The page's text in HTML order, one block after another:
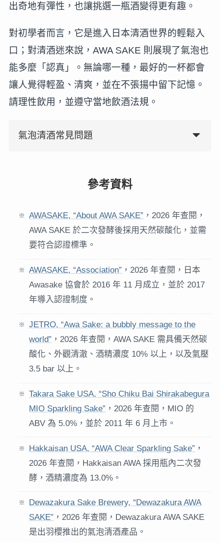
出奇地有彈性，也讓挑選一瓶酒變得更有趣。
對初學者而言，它是進入日本清酒世界的輕鬆入
口；對清酒迷來說，AWA SAKE 則展現了氣泡也
能多麼「認真」。無論哪一種，最好的一杯都會
讓人覺得輕盈、清爽，並在不張揚中留下記憶。
請理性飲用，並遵守當地飲酒法規。
氣泡清酒常見問題
參考資料
AWASAKE, “About AWA SAKE” ，2026 年查閱，
AWA SAKE 於二次發酵後採用天然碳酸化，並需
要符合認證標準。
AWASAKE, “Association” ，2026 年查閱，日本
Awasake 協會於 2016 年 11 月成立，並於 2017
年導入認證制度。
JETRO, “Awa Sake: a bubbly message to the
world” ，2026 年查閱，AWA SAKE 需具備天然碳
酸化、外觀清澈、酒精濃度 10% 以上，以及氣壓
3.5 bar 以上。
Takara Sake USA, “Sho Chiku Bai Shirakabegura
MIO Sparkling Sake” ，2026 年查閱，MIO 的
ABV 為 5.0%，並於 2011 年 6 月上市。
Hakkaisan USA, “AWA Clear Sparkling Sake” ，
2026 年查閱，Hakkaisan AWA 採用瓶內二次發
酵，酒精濃度為 13.0%。
Dewazakura Sake Brewery, “Dewazakura AWA
SAKE” ，2026 年查閱，Dewazakura AWA SAKE
是出羽櫻推出的氣泡清酒產品。